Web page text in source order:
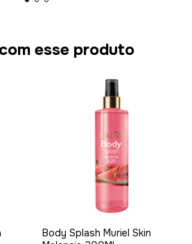
esse produto
Body Splash Muriel Skin